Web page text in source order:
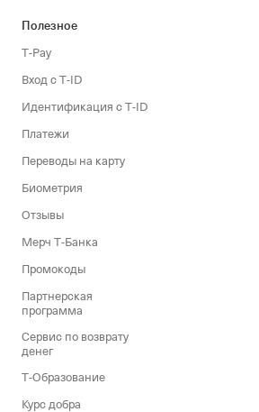
Полезное
T‑Pay
Вход с T‑ID
Идентификация с T‑ID
Платежи
Переводы на карту
Биометрия
Отзывы
Мерч Т‑Банка
Промокоды
Партнерская
программа
Сервис по возврату
денег
Т‑Образование
Курс добра